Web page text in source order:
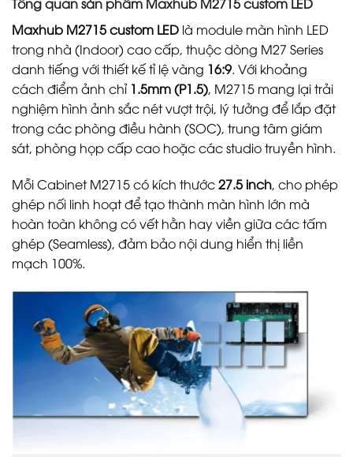
Maxhub M2715 custom LED là module màn hình LED
trong nhà (Indoor) cao cấp, thuộc dòng M27 Series
danh tiếng với thiết kế tỉ lệ vàng 16:9. Với khoảng
cách điểm ảnh chỉ 1.5mm (P1.5), M2715 mang lại trải
nghiệm hình ảnh sắc nét vượt trội, lý tưởng để lắp đặt
trong các phòng điều hành (SOC), trung tâm giám
sát, phòng họp cấp cao hoặc các studio truyền hình.
Mỗi Cabinet M2715 có kích thước27.5 inch, cho phép
ghép nối linh hoạt để tạo thành màn hình lớn mà
hoàn toàn không có vết hằn hay viền giữa các tấm
ghép (Seamless), đảm bảo nội dung hiển thị liền
mạch 100%.